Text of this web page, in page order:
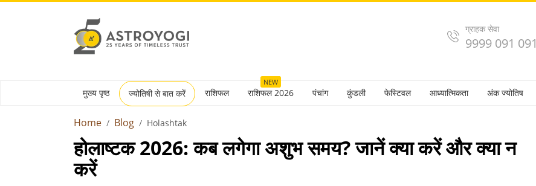
ग्राहक सेवा
9999 091 091
मुख्य पृष्ठ ज्योतिषी से बात करें राशिफल
NEW
राशिफल 2026 पंचांग कुंडली फेस्टिवल आध्यात्मिकता अंक ज्योतिष
Home Blog Holashtak
होलाष्टक 2026: कब लगेगा अशुभ समय? जानें क्या करें और क्या न
करें